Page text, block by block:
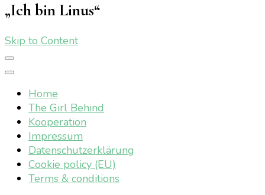
„Ich bin Linus“
Skip to Content
Home
The Girl Behind
Kooperation
Impressum
Datenschutzerklärung
Cookie policy (EU)
Terms & conditions